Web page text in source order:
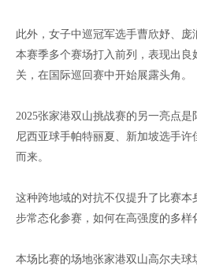
此外，女子中巡冠军选手曹欣妤、
本赛季多个赛场打入前列，表现出
关，在国际巡回赛中开始展露头角。
2025张家港双山挑战赛的另一亮点
尼西亚球手帕特丽夏、新加坡选手
而来。
这种跨地域的对抗不仅提升了比赛
步常态化参赛，如何在高强度的多
本场比赛的场地张家港双山高尔夫